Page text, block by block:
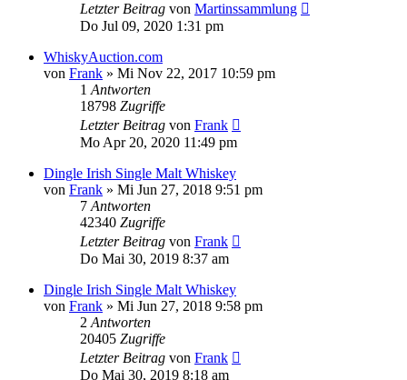
Letzter Beitrag von Martinssammlung
Do Jul 09, 2020 1:31 pm
WhiskyAuction.com
von Frank » Mi Nov 22, 2017 10:59 pm
1Antworten
18798 Zugriffe
Letzter Beitrag von Frank
Mo Apr 20, 2020 11:49 pm
Dingle Irish Single Malt Whiskey
von Frank » Mi Jun 27, 2018 9:51 pm
7Antworten
42340 Zugriffe
Letzter Beitrag von Frank
Do Mai 30, 2019 8:37 am
Dingle Irish Single Malt Whiskey
von Frank » Mi Jun 27, 2018 9:58 pm
2Antworten
20405 Zugriffe
Letzter Beitrag von Frank
Do Mai 30, 2019 8:18 am